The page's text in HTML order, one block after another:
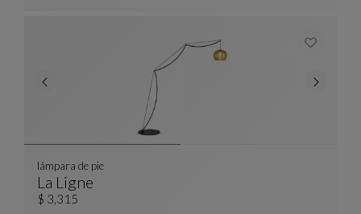
La Ligne
Lámpara De Pie
Ver Descripción Completa
lámpara de pie
$ 3,315